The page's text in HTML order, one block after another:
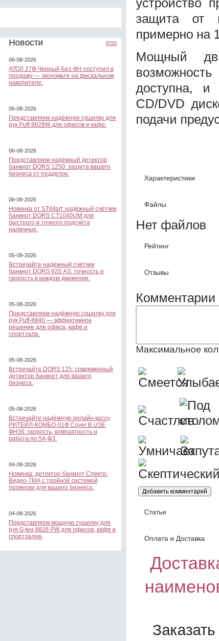
Новости RSS
06-08-2026
АТОЛ 27Ф Черный Без ФН поступил в
продажу — экономьте на фискальном
накопителе.
06-08-2026
Представляем надёжную сушилку для
рук Puff-8828W для офисов и кафе.
06-08-2026
Представляем надёжный детектор
банкнот DORS 1250: защита вашего
бизнеса от подделок.
06-08-2026
Новинка от STiMart: надёжный счётчик
банкнот DORS CT1040UM для
быстрого и точного подсчёта
наличных.
05-08-2026
Встречайте надёжный счётчик
банкнот DORS 620 АS: точность и
скорость в каждом движении.
05-08-2026
Представляем надёжную сушилку для
рук Puff-8840 — эффективное
решение для офиса, кафе и
спортзала.
05-08-2026
Встречайте DORS 125: современный
детектор банкнот для вашего
бизнеса.
05-08-2026
Встречайте надёжную онлайн-кассу
РИТЕЙЛ-КОМБО-01Ф Cover B USE
ФН36: скорость, компактность и
работа по 54-ФЗ.
04-08-2026
Новинка: детектор банкнот Спектр-
Видео-7МА с тройной системой
проверки для вашего бизнеса.
04-08-2026
Представляем мощную сушилку для
рук G-teq 8826 PW для офисов, кафе и
спортзалов.
защита от
примерно на
Мощный
доступна, и
CD/DVD
подачи
Характеристики
Файлы
Нет файлов
Рейтинг
Отзывы
Комментарии
Максимальное
Статьи
Оплата и Доставка